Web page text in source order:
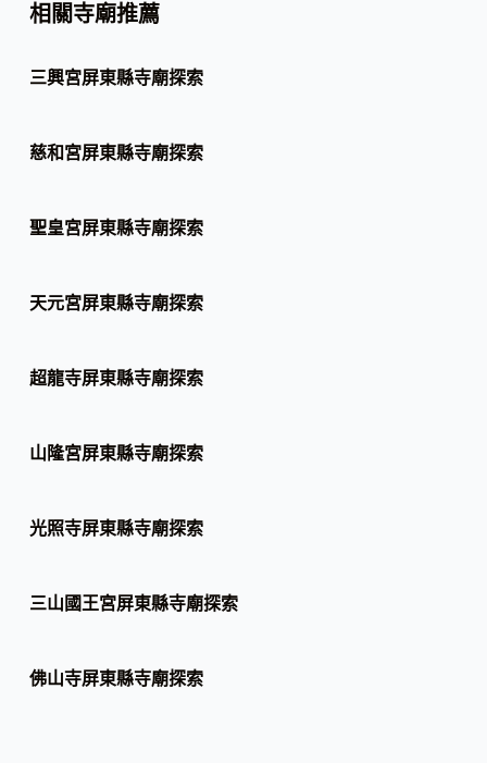
相關寺廟推薦
三興宮屏東縣寺廟探索
慈和宮屏東縣寺廟探索
聖皇宮屏東縣寺廟探索
天元宮屏東縣寺廟探索
超龍寺屏東縣寺廟探索
山隆宮屏東縣寺廟探索
光照寺屏東縣寺廟探索
三山國王宮屏東縣寺廟探索
佛山寺屏東縣寺廟探索